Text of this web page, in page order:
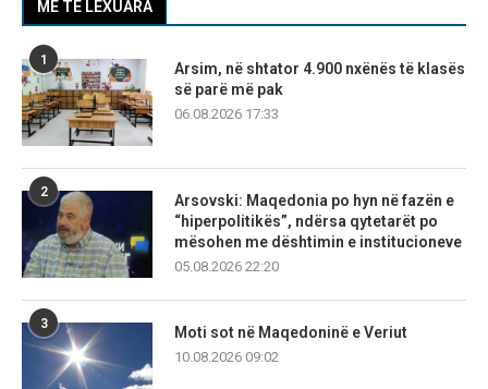
MË TË LEXUARA
1
Arsim, në shtator 4.900 nxënës të klasës
së parë më pak
06.08.2026 17:33
2
Arsovski: Maqedonia po hyn në fazën e
“hiperpolitikës”, ndërsa qytetarët po
mësohen me dështimin e institucioneve
05.08.2026 22:20
3
Moti sot në Maqedoninë e Veriut
10.08.2026 09:02